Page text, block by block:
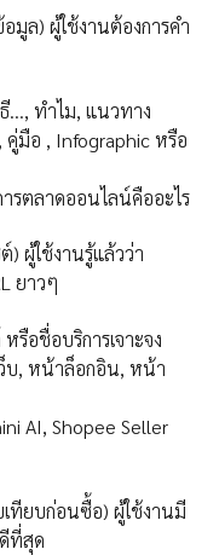
ล) ผู้ใช้งานต้องการคำ
…, ทำไม, แนวทาง
มือ , Infographic หรือ
ารตลาดออนไลน์คืออะไร
) ผู้ใช้งานรู้แล้วว่า
ยาวๆ
รือชื่อบริการเจาะจง
บ, หน้าล็อกอิน, หน้า
AI, Shopee Seller
ทียบก่อนซื้อ) ผู้ใช้งานมี
ที่สุด